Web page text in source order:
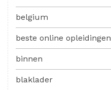
belgium
beste online opleidingen
binnen
blaklader